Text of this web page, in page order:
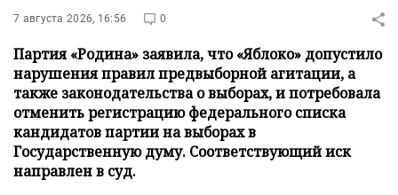
7 августа 2026, 16:56 0
Партия «Родина» заявила, что «Яблоко» допустило
нарушения правил предвыборной агитации, а
также законодательства о выборах, и потребовала
отменить регистрацию федерального списка
кандидатов партии на выборах в
Государственную думу. Соответствующий иск
направлен в суд.